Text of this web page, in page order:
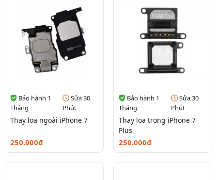
Bảo hành 1
Tháng
Sửa 30
Phút
Thay loa ngoài iPhone 7
250.000đ
Bảo hành 1
Tháng
Sửa 30
Phút
Thay loa trong iPhone 7
Plus
250.000đ